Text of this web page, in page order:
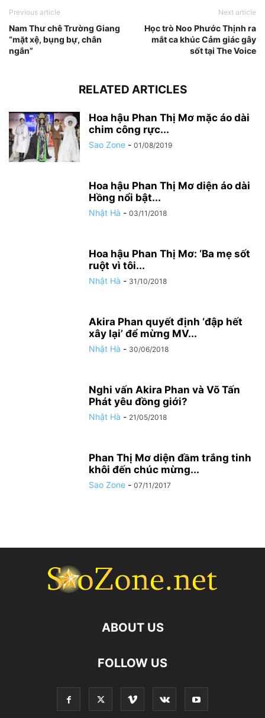
Previous article
Nam Thư chê Trường Giang
“mặt xệ, bụng bự, chân
ngắn”
Next article
Học trò Noo Phước Thịnh ra
mắt ca khúc Cảm giác gây
sốt tại The Voice
RELATED ARTICLES
Hoa hậu Phan Thị Mơ mặc áo dài
chim công rực...
Sao Zone - 01/08/2019
Hoa hậu Phan Thị Mơ diện áo dài
Hồng nổi bật...
Nhật Hà - 03/11/2018
Hoa hậu Phan Thị Mơ: ‘Ba mẹ sốt
ruột vì tôi...
Nhật Hà - 31/10/2018
Akira Phan quyết định ‘đập hết
xây lại’ để mừng MV...
Nhật Hà - 30/06/2018
Nghi vấn Akira Phan và Võ Tấn
Phát yêu đồng giới?
Nhật Hà - 21/05/2018
Phan Thị Mơ diện đầm trắng tinh
khôi đến chúc mừng...
Sao Zone - 07/11/2017
ABOUT US
FOLLOW US